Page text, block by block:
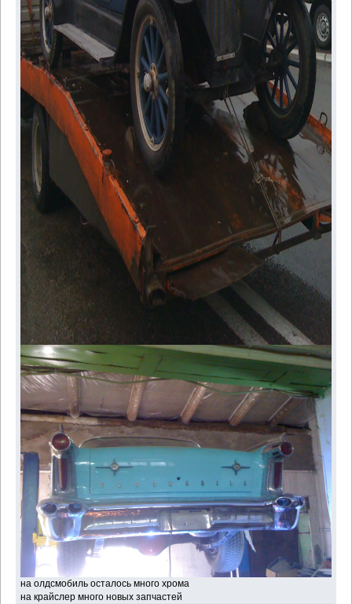
на олдсмобиль осталось много хрома
на крайслер много новых запчастей